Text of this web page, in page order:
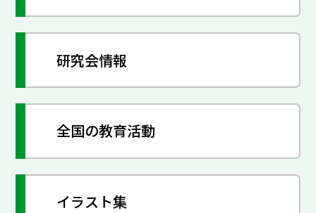
研究会情報
全国の教育活動
イラスト集